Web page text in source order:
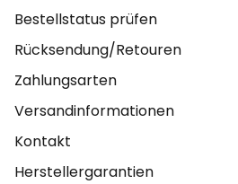
Bestellstatus prüfen
Rücksendung/Retouren
Zahlungsarten
Versandinformationen
Kontakt
Herstellergarantien